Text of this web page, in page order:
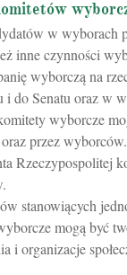
w
inne czynności
wyborczą na
do Senatu oraz w
wyborcze
przez wyborców.
Rzeczypospolitej
stanowiących
mogą być
i organizacje